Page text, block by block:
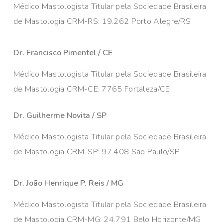
Médico Mastologista Titular pela Sociedade Brasileira
de Mastologia CRM-RS: 19.262 Porto Alegre/RS
Dr. Francisco Pimentel / CE
Médico Mastologista Titular pela Sociedade Brasileira
de Mastologia CRM-CE: 7765 Fortaleza/CE
Dr. Guilherme Novita / SP
Médico Mastologista Titular pela Sociedade Brasileira
de Mastologia CRM-SP: 97.408 São Paulo/SP
Dr. João Henrique P. Reis / MG
Médico Mastologista Titular pela Sociedade Brasileira
de Mastologia CRM-MG: 24.791 Belo Horizonte/MG